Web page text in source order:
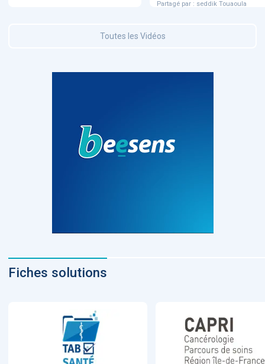
Partagé par : seddik Touaoula
Toutes les Vidéos
Fiches solutions